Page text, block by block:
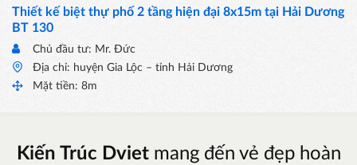
Thiết kế biệt thự phố 2 tầng hiện đại 8x15m tại Hải Dương
BT 130
Chủ đầu tư: Mr. Đức
Địa chỉ: huyện Gia Lộc – tỉnh Hải Dương
Mặt tiền: 8m
Kiến Trúc Dvietmang đến vẻ đẹp hoàn